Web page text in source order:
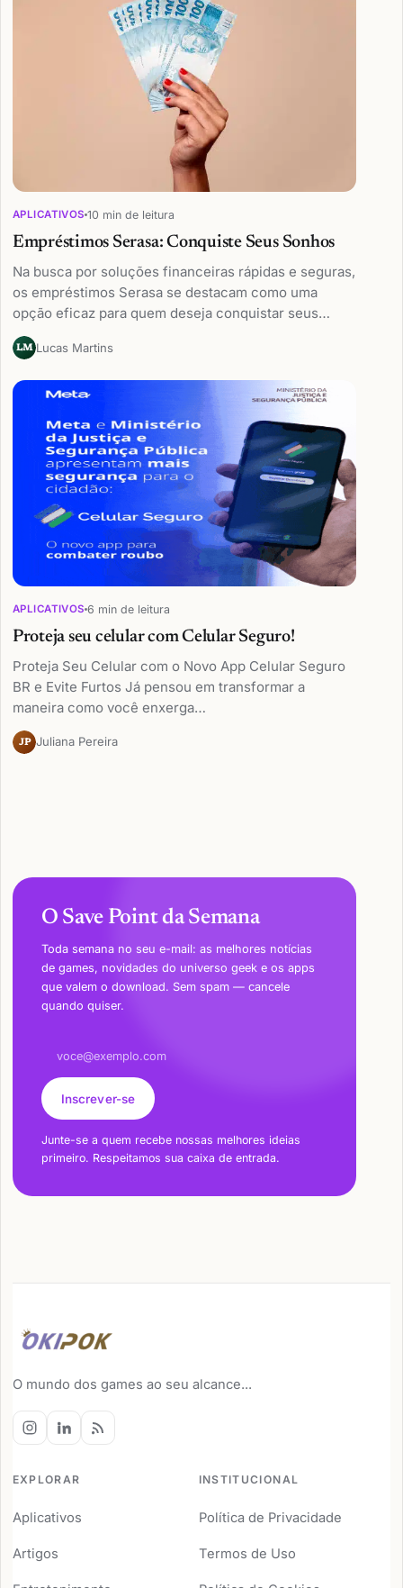
APLICATIVOS 10 min de leitura
Empréstimos Serasa: Conquiste Seus Sonhos
Na busca por soluções financeiras rápidas e seguras,
os empréstimos Serasa se destacam como uma
opção eficaz para quem deseja conquistar seus…
LM Lucas Martins
APLICATIVOS 6 min de leitura
Proteja seu celular com Celular Seguro!
Proteja Seu Celular com o Novo App Celular Seguro
BR e Evite Furtos Já pensou em transformar a
maneira como você enxerga…
JP Juliana Pereira
O Save Point da Semana
Toda semana no seu e-mail: as melhores notícias
de games, novidades do universo geek e os apps
que valem o download. Sem spam — cancele
quando quiser.
Inscrever-se
Junte-se a quem recebe nossas melhores ideias
primeiro. Respeitamos sua caixa de entrada.
O mundo dos games ao seu alcance...
EXPLORAR
Aplicativos
Artigos
INSTITUCIONAL
Política de Privacidade
Termos de Uso